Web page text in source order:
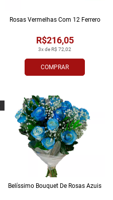
COMPRAR
3x de R$ 72,02
R$216,05
Rosas Vermelhas Com 12 Ferrero
Belíssimo Bouquet De Rosas Azuis